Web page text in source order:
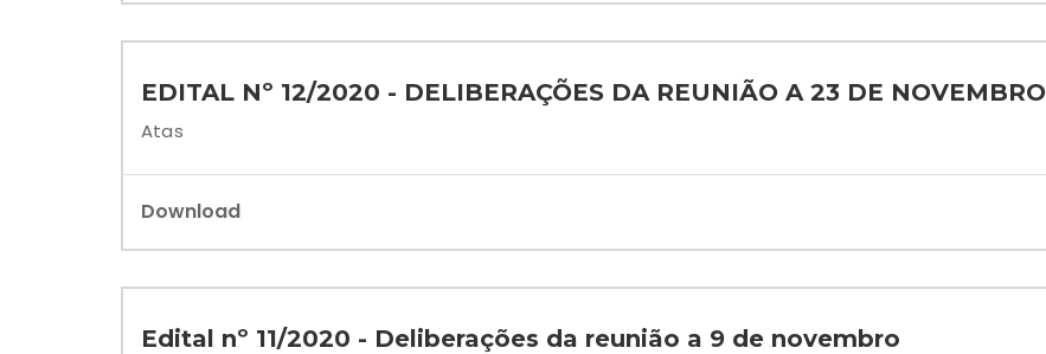
EDITAL Nº 12/2020 - DELIBERAÇÕES DA REUNIÃO A 23 DE NOVEMBRO
Atas
Download
Edital nº 11/2020 - Deliberações da reunião a 9 de novembro